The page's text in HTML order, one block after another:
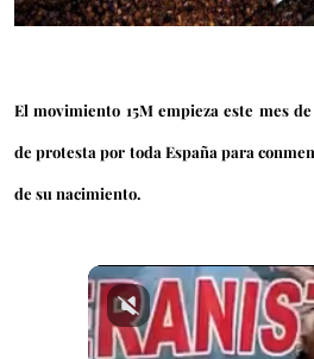
El movimiento 15M empieza este mes
de protesta por toda España para
de su nacimiento.